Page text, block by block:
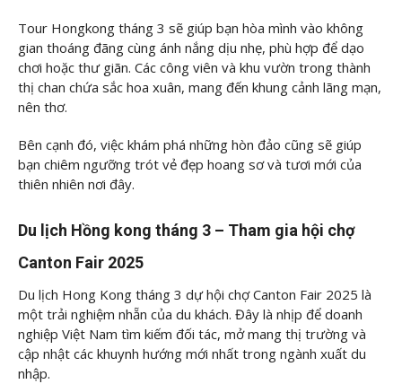
Tour Hongkong tháng 3 sẽ giúp bạn hòa mình vào không
gian thoáng đãng cùng ánh nắng dịu nhẹ, phù hợp để dạo
chơi hoặc thư giãn. Các công viên và khu vườn trong thành
thị chan chứa sắc hoa xuân, mang đến khung cảnh lãng mạn,
nên thơ.
Bên cạnh đó, việc khám phá những hòn đảo cũng sẽ giúp
bạn chiêm ngưỡng trót vẻ đẹp hoang sơ và tươi mới của
thiên nhiên nơi đây.
Du lịch Hồng kong tháng 3 – Tham gia hội chợ
Canton Fair 2025
Du lịch Hong Kong tháng 3 dự hội chợ Canton Fair 2025 là
một trải nghiệm nhẵn của du khách. Đây là nhịp để doanh
nghiệp Việt Nam tìm kiếm đối tác, mở mang thị trường và
cập nhật các khuynh hướng mới nhất trong ngành xuất du
nhập.